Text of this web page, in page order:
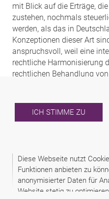
Diese Webseite nutzt
Funktionen anbieten zu
anonymisierter Daten für
Website stetig zu
ICH STIMME ZU
mit Blick auf die Erträge,
zustehen, nochmals
werden, als das in
Konzeptionen dieser Art
anspruchsvoll, weil eine
rechtliche Harmonisierung
rechtlichen Behandlung
Österreich
der Stiftung im Ausland.
verschiedene rechtliche
einigen EU-Mitgliedstaaten
gemeinwohlorientiert sein.